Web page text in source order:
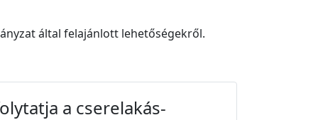
által felajánlott lehetőségekről.
a cserelakás-